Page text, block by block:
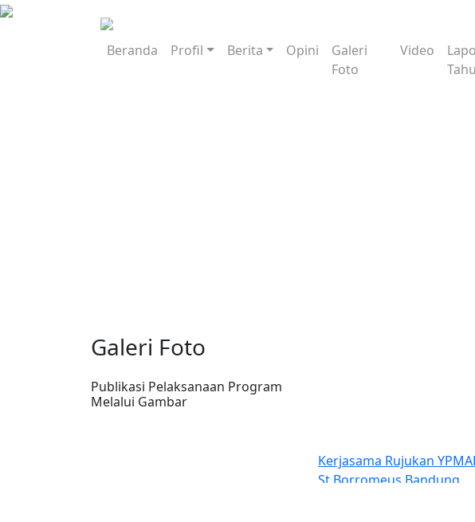
Beranda Profil Berita Opini
Galeri
Foto
Video
Galeri Foto
Publikasi Pelaksanaan Program
Melalui Gambar
Kerjasama Rujukan
St Borromeus Bandung